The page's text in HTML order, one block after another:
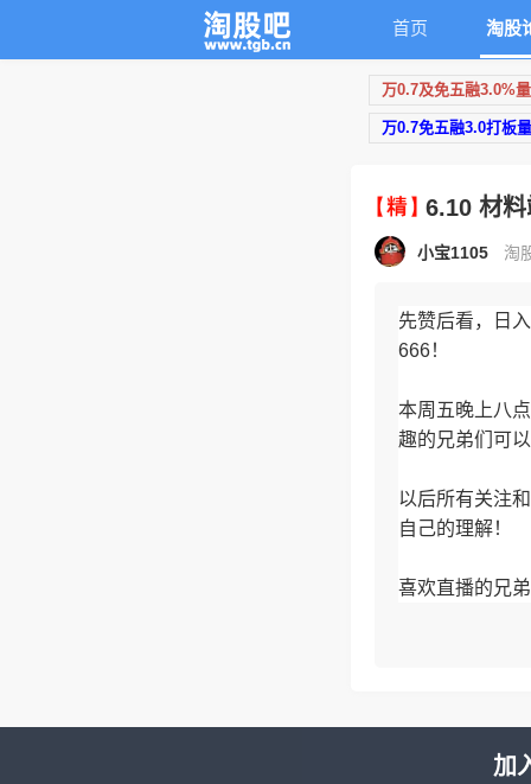
首页 淘股
万0.7及免五融3.0%
万0.7免五融3.0打板
6.10 材
小宝1105 淘
先赞后看，日
666！
本周五晚上八
趣的兄弟们可
以后所有关注
自己的理解！
喜欢直播的兄
加